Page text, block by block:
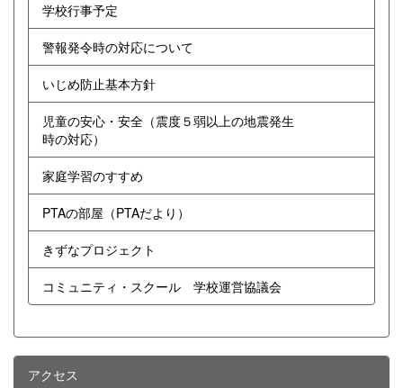
学校行事予定
警報発令時の対応について
いじめ防止基本方針
児童の安心・安全（震度５弱以上の地震発生
時の対応）
家庭学習のすすめ
PTAの部屋（PTAだより）
きずなプロジェクト
コミュニティ・スクール 学校運営協議会
アクセス